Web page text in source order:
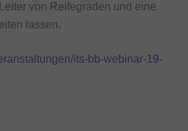
von Reifegraden und eine
lassen.
its-bb-webinar-19-